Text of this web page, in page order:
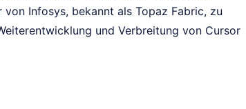
Infosys, bekannt als Topaz Fabric, zu
und Verbreitung von Cursor